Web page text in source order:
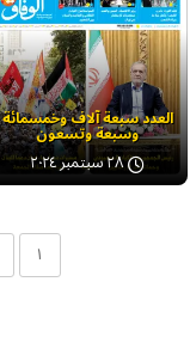
العدد سبعة آلاف وخمسمائة
وسبعة وتسعون
٢٨ سبتمبر ٢٠٢٤
۱